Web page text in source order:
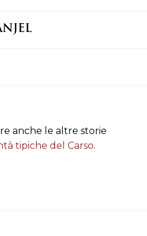
anche le altre storie
tipiche del Carso.